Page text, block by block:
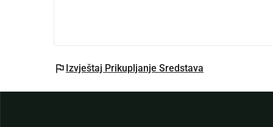
flag Izvještaj Prikupljanje Sredstava